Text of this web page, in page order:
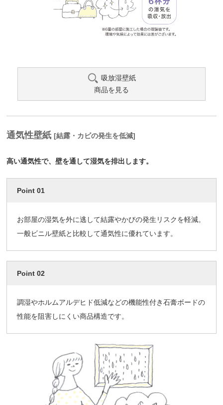
吸放湿壁紙
商品を見る
通気性壁紙 [結露・カビの発生を低減]
高い通気性で、壁を通して湿気を排出します。
Point 01
お部屋の湿気を外に逃して結露やかびの発生リスクを軽減。
一般ビニル壁紙と比較して通気性に優れています。
Point 02
調湿やホルムアルデヒド低減などの機能性付き石膏ボードの
性能を阻害しにくい商品構造です。